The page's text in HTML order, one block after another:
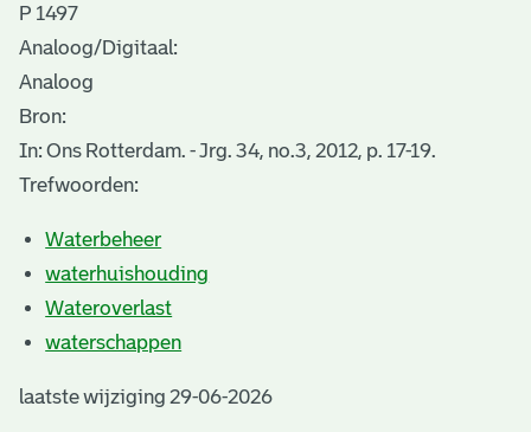
P 1497
Analoog/Digitaal:
Analoog
Bron:
In: Ons Rotterdam. - Jrg. 34, no.3, 2012, p. 17-19.
Trefwoorden:
Waterbeheer
waterhuishouding
Wateroverlast
waterschappen
laatste wijziging 29-06-2026